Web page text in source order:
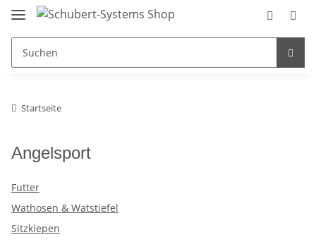
Startseite
Angelsport
Futter
Wathosen & Watstiefel
Sitzkiepen